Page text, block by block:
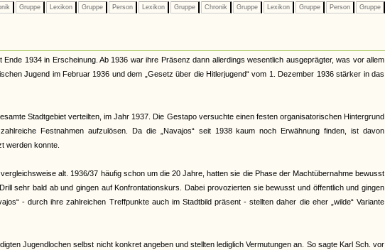
Gruppe Lexikon Gruppe Person Lexikon Gruppe Chronik Gruppe Lexikon Gruppe Person Gruppe
1934 in Erscheinung. Ab 1936 war ihre Präsenz dann allerdings wesentlich ausgeprägter, was vor allem
Jugend im Februar 1936 und dem „Gesetz über die Hitlerjugend“ vom 1. Dezember 1936 stärker in das
Stadtgebiet verteilten, im Jahr 1937. Die Gestapo versuchte einen festen organisatorischen Hintergrund
Festnahmen aufzulösen. Da die „Navajos“ seit 1938 kaum noch Erwähnung finden, ist davon
werden konnte.
alt. 1936/37 häufig schon um die 20 Jahre, hatten sie die Phase der Machtübernahme bewusst
sehr bald ab und gingen auf Konfrontationskurs. Dabei provozierten sie bewusst und öffentlich und gingen
- durch ihre zahlreichen Treffpunkte auch im Stadtbild präsent - stellten daher die eher „wilde“ Variante
Jugendlochen selbst nicht konkret angeben und stellten lediglich Vermutungen an. So sagte Karl Sch. vor